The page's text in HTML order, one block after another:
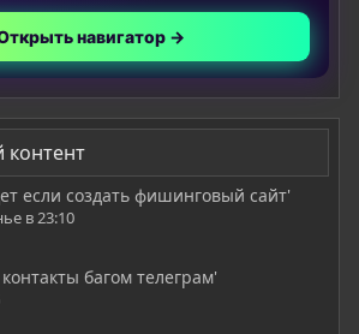
навигатор →
если создать фишинговый сайт'
в 23:10
багом телеграм'